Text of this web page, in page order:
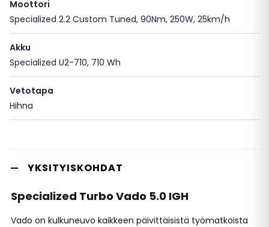
Moottori
Specialized 2.2 Custom Tuned, 90Nm, 250W, 25km/h
Akku
Specialized U2-710, 710 Wh
Vetotapa
Hihna
YKSITYISKOHDAT
Specialized Turbo Vado 5.0 IGH
Vado on kulkuneuvo kaikkeen päivittäisistä työmatkoista